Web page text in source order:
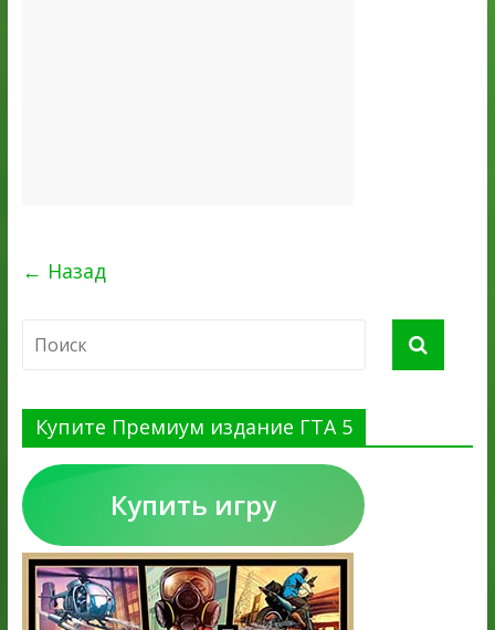
← Назад
Купите Премиум издание ГТА 5
Купить игру